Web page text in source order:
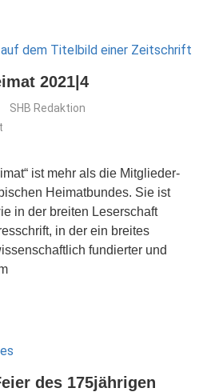
2021|4
SHB Redaktion
ist mehr als die Mitglieder-
Heimatbundes. Sie ist
in der breiten Leserschaft
in der ein breites
fundierter und
des 175jährigen